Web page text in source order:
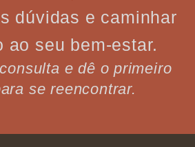
dúvidas e caminhar
ao seu bem-estar.
e dê o primeiro
se reencontrar.